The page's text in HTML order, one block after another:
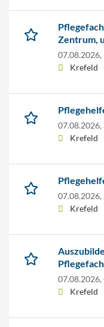
Zentrum,
07.08.2026,
Krefeld
07.08.2026,
Krefeld
07.08.2026,
Krefeld
07.08.2026,
Krefeld